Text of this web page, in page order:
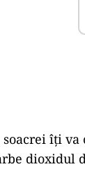
soacrei îți va
dioxidul